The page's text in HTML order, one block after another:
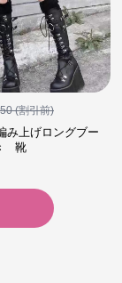
(割引前)
み上げロングブー
靴